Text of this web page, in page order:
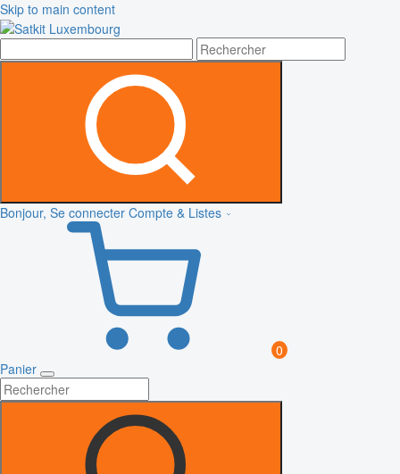
Skip to main content
Bonjour, Se connecter Compte & Listes
0
Panier